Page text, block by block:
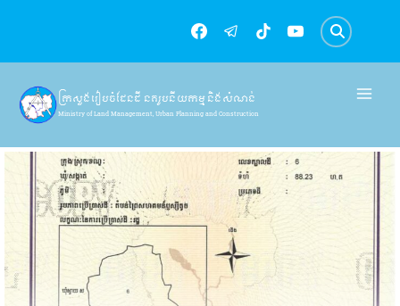
content
ក្រសួងរៀបចំដែនដី នគរូបនីយកម្ម និងសំណង់
Ministry of Land Management, Urban Planning and Construction